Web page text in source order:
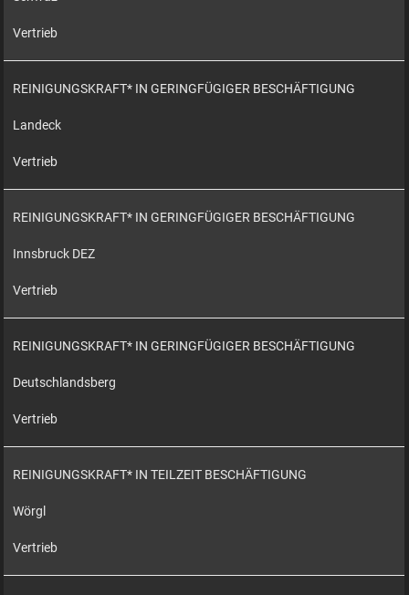
Vertrieb
REINIGUNGSKRAFT* IN GERINGFÜGIGER BESCHÄFTIGUNG
Landeck
Vertrieb
REINIGUNGSKRAFT* IN GERINGFÜGIGER BESCHÄFTIGUNG
Innsbruck DEZ
Vertrieb
REINIGUNGSKRAFT* IN GERINGFÜGIGER BESCHÄFTIGUNG
Deutschlandsberg
Vertrieb
REINIGUNGSKRAFT* IN TEILZEIT BESCHÄFTIGUNG
Wörgl
Vertrieb